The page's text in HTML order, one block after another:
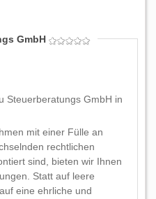
GmbH
Steuerberatungs GmbH in
mit einer Fülle an
rechtlichen
sind, bieten wir Ihnen
Statt auf leere
eine ehrliche und